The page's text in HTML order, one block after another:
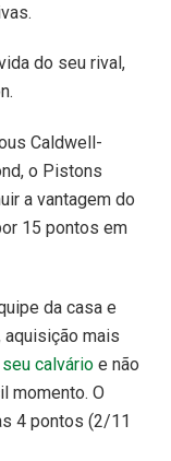
do seu rival,
Caldwell-
o Pistons
a vantagem do
15 pontos em
da casa e
aquisição mais
calvário e não
momento. O
4 pontos (2/11